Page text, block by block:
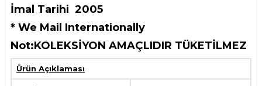
İmal Tarihi 2005
* We Mail Internationally
Not:KOLEKSİYON AMAÇLIDIR TÜKETİLMEZ
Ürün Açıklaması